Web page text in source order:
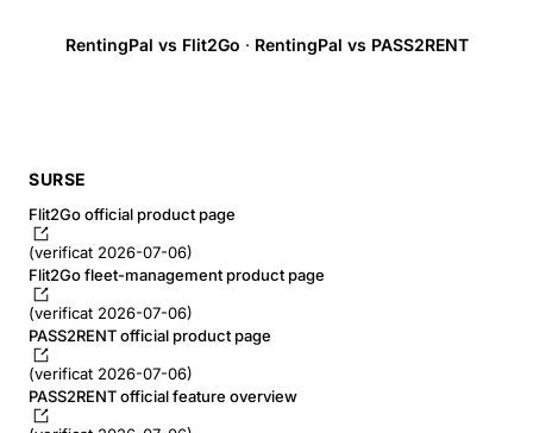
RentingPal vs Flit2Go · RentingPal vs PASS2RENT
SURSE
Flit2Go official product page
(verificat 2026-07-06)
Flit2Go fleet-management product page
(verificat 2026-07-06)
PASS2RENT official product page
(verificat 2026-07-06)
PASS2RENT official feature overview